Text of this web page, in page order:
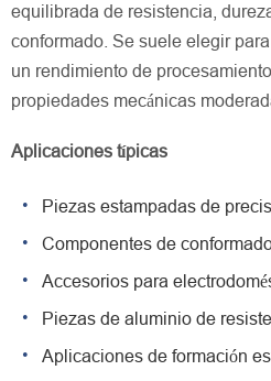
equilibrada de resistencia,
conformado. Se suele elegir
un rendimiento de
propiedades mecánicas
Aplicaciones típicas
Piezas estampadas de
Componentes de
Accesorios para
Piezas de aluminio de
Aplicaciones de formación